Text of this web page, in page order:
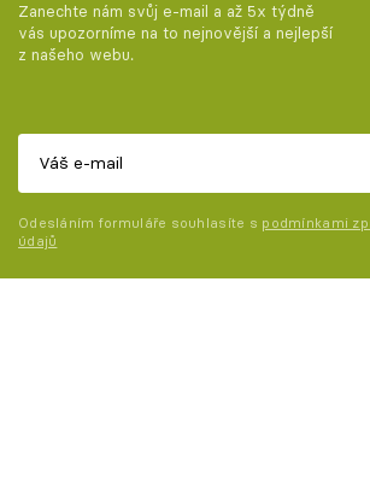
Zanechte nám svůj e-mail a až 5x týdně
vás upozorníme na to nejnovější a nejlepší
z našeho webu.
Odesláním formuláře souhlasíte s podmínkami
údajů